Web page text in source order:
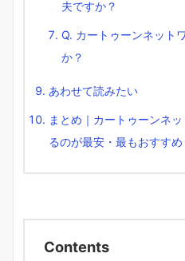
夫ですか？
Q. カートゥーンネット
か？
あわせて読みたい
まとめ｜カートゥーンネ
るのが最安・最もおすすめ
Contents